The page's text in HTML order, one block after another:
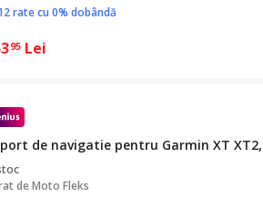
rate cu 0% dobândă
95 Lei
de navigatie pentru Garmin XT
deMoto Fleks